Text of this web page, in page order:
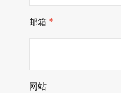
邮箱 *
网站